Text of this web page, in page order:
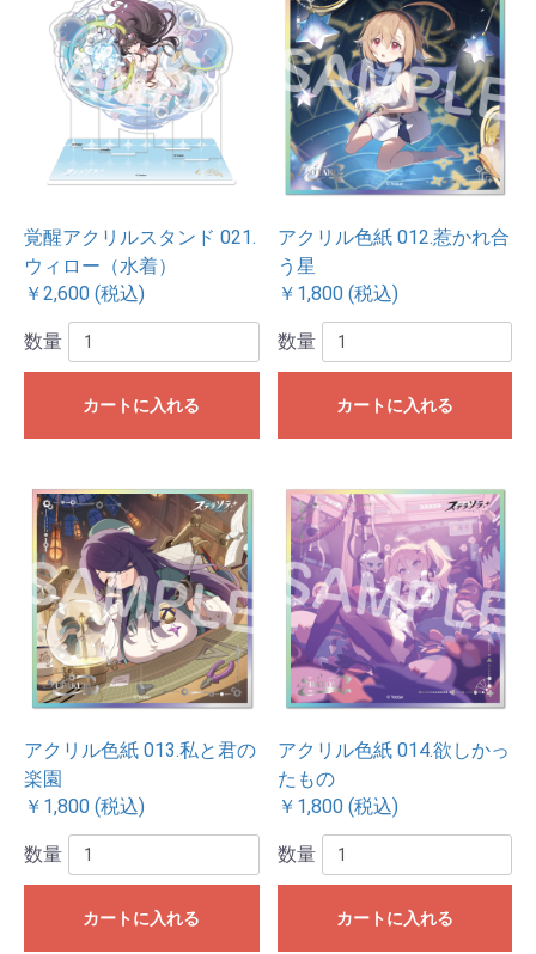
覚醒アクリルスタンド 021.
ウィロー（水着）
￥2,600 (税込)
数量
カートに入れる
アクリル色紙 012.惹かれ合
う星
￥1,800 (税込)
数量
カートに入れる
アクリル色紙 013.私と君の
楽園
￥1,800 (税込)
数量
カートに入れる
アクリル色紙 014.欲しかっ
たもの
￥1,800 (税込)
数量
カートに入れる